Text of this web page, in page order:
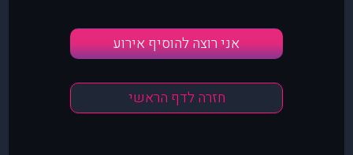
אני רוצה להוסיף אירוע
חזרה לדף הראשי